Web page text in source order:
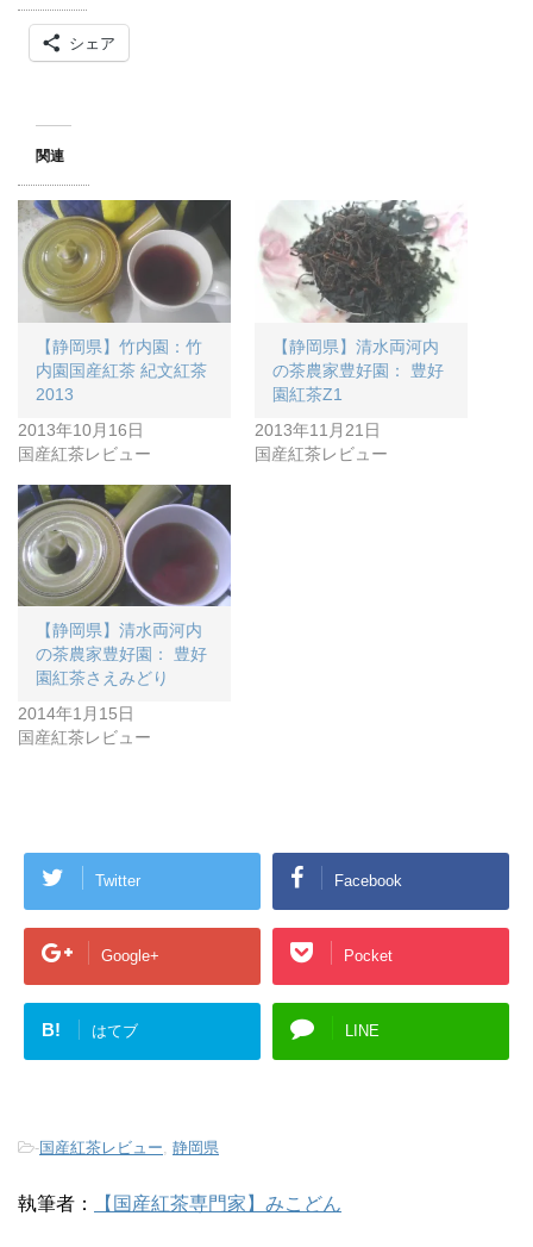
シェア
関連
【静岡県】竹内園：竹
内園国産紅茶 紀文紅茶
2013
2013年10月16日
国産紅茶レビュー
【静岡県】清水両河内
の茶農家豊好園： 豊好
園紅茶Z1
2013年11月21日
国産紅茶レビュー
【静岡県】清水両河内
の茶農家豊好園： 豊好
園紅茶さえみどり
2014年1月15日
国産紅茶レビュー
Twitter Facebook
Google+ Pocket
B! はてブ LINE
-国産紅茶レビュー 静岡県
執筆者： 【国産紅茶専門家】みこどん